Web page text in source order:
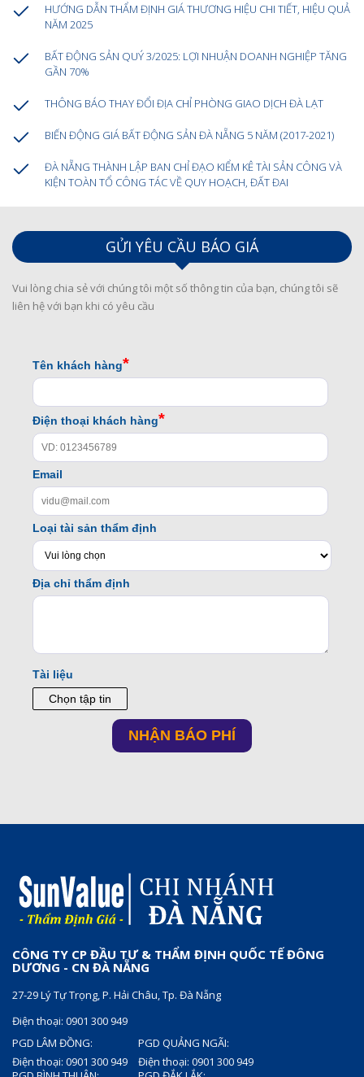
HƯỚNG DẪN THẨM ĐỊNH GIÁ THƯƠNG HIỆU CHI TIẾT, HIỆU QUẢ
NĂM 2025
BẤT ĐỘNG SẢN QUÝ 3/2025: LỢI NHUẬN DOANH NGHIỆP TĂNG
GẦN 70%
THÔNG BÁO THAY ĐỔI ĐỊA CHỈ PHÒNG GIAO DỊCH ĐÀ LẠT
BIẾN ĐỘNG GIÁ BẤT ĐỘNG SẢN ĐÀ NẴNG 5 NĂM (2017-2021)
ĐÀ NẴNG THÀNH LẬP BAN CHỈ ĐẠO KIỂM KÊ TÀI SẢN CÔNG VÀ
KIỆN TOÀN TỔ CÔNG TÁC VỀ QUY HOẠCH, ĐẤT ĐAI
GỬI YÊU CẦU BÁO GIÁ
Vui lòng chia sẻ với chúng tôi một số thông tin của bạn, chúng tôi sẽ
liên hệ với bạn khi có yêu cầu
CÔNG TY CP ĐẦU TƯ & THẨM ĐỊNH QUỐC TẾ ĐÔNG
DƯƠNG - CN ĐÀ NẴNG
27-29 Lý Tự Trọng, P. Hải Châu, Tp. Đà Nẵng
Điện thoại: 0901 300 949
PGD LÂM ĐỒNG:
Điện thoại: 0901 300 949
PGD QUẢNG NGÃI:
Điện thoại: 0901 300 949